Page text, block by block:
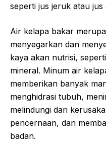
seperti jus jeruk atau jus
Air kelapa bakar
menyegarkan dan
kaya akan nutrisi,
mineral. Minum air
memberikan banyak
menghidrasi tubuh,
melindungi dari
pencernaan, dan
badan.